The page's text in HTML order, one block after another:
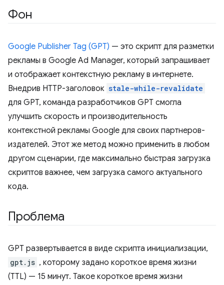
Фон
Google Publisher Tag (GPT) — это скрипт для разметки
рекламы в Google Ad Manager, который запрашивает
и отображает контекстную рекламу в интернете.
Внедрив HTTP-заголовок stale-while-revalidate
для GPT, команда разработчиков GPT смогла
улучшить скорость и производительность
контекстной рекламы Google для своих партнеров-
издателей. Этот же метод можно применить в любом
другом сценарии, где максимально быстрая загрузка
скриптов важнее, чем загрузка самого актуального
кода.
Проблема
GPT развертывается в виде скрипта инициализации,
gpt.js , которому задано короткое время жизни
(TTL) — 15 минут. Такое короткое время жизни